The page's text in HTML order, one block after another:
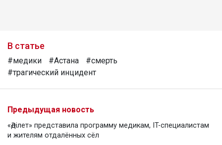
В статье
#медики #Астана
#смерть
#трагический инцидент
Предыдущая новость
«Әділет» представила программу медикам, IT-специалистам
и жителям отдалённых сёл